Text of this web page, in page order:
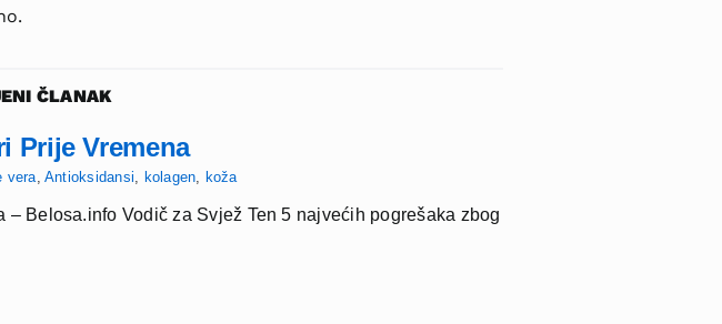
ČLANAK
Prije Vremena
vera, Antioksidansi, kolagen, koža
Belosa.info Vodič za Svjež Ten 5 najvećih pogrešaka zbog